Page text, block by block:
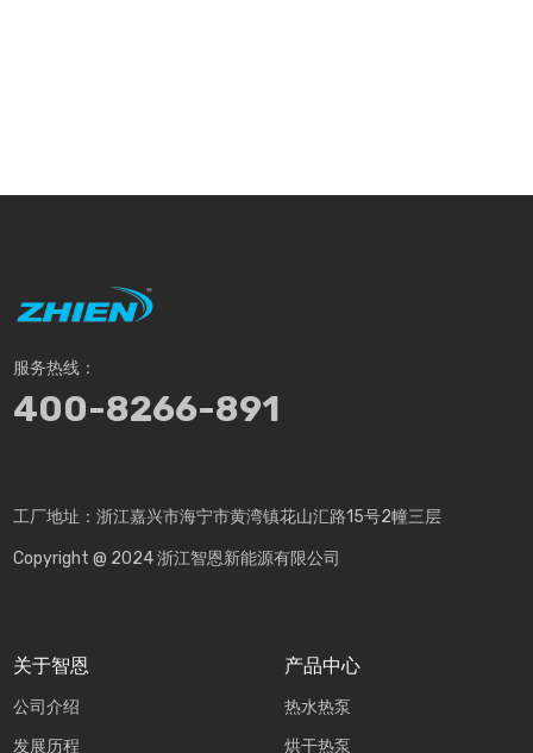
服务热线：
400-8266-891
工厂地址：浙江嘉兴市海宁市黄湾镇花山汇路15号2幢三层
Copyright @ 2024 浙江智恩新能源有限公司
关于智恩
公司介绍
发展历程
产品中心
热水热泵
烘干热泵